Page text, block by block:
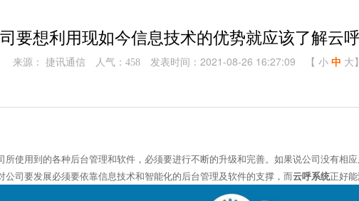
要想利用现如今信息技术的优势就应该了解云
来源： 捷讯通信 人气： 458 发表时间：2021-08-26 16:27:09 【 小 中 大】
用到的各种后台管理和软件，必须要进行不断的升级和完善。如果说公司没有相
司要发展必须要依靠信息技术和智能化的后台管理及软件的支撑，而云呼系统正好能